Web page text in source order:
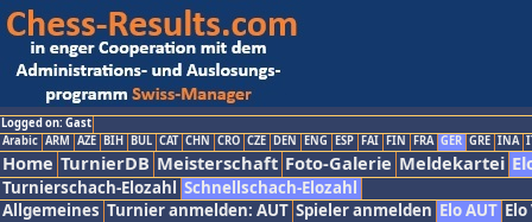
Logged on: Gast
Arabic ARM AZE BIH BUL CAT CHN CRO CZE DEN ENG ESP FAI FIN FRA GER GRE INA
Home TurnierDB Meisterschaft Foto-Galerie Meldekartei
Turnierschach-Elozahl Schnellschach-Elozahl
Allgemeines Turnier anmelden: AUT Spieler anmelden Elo AUT